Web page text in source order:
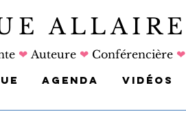
ALLAIRE
❤Auteure ❤Conférencière ❤
AGENDA VIDÉOS